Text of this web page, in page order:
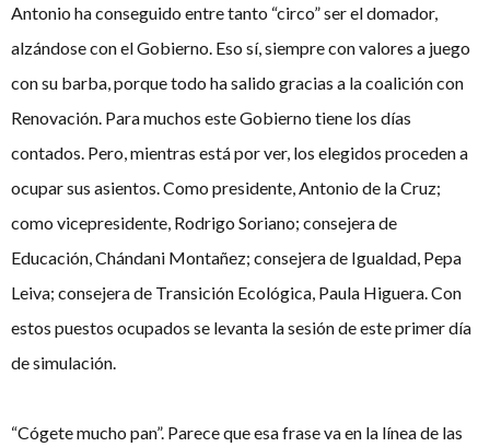
Antonio ha conseguido entre tanto “circo” ser el domador,
alzándose con el Gobierno. Eso sí, siempre con valores a juego
con su barba, porque todo ha salido gracias a la coalición con
Renovación. Para muchos este Gobierno tiene los días
contados. Pero, mientras está por ver, los elegidos proceden a
ocupar sus asientos. Como presidente, Antonio de la Cruz;
como vicepresidente, Rodrigo Soriano; consejera de
Educación, Chándani Montañez; consejera de Igualdad, Pepa
Leiva; consejera de Transición Ecológica, Paula Higuera. Con
estos puestos ocupados se levanta la sesión de este primer día
de simulación.
“Cógete mucho pan”. Parece que esa frase va en la línea de las